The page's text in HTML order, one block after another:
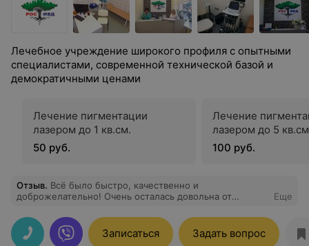
Лечебное учреждение широкого профиля с опытными
специалистами, современной технической базой и
демократичными ценами
Лечение пигментации
лазером до 1 кв.см.
50 руб.
Лечение
лазером до 5
100 руб.
Отзыв. Всё было быстро, качественно и
доброжелательно! Очень осталась довольна от
Еще
Записаться Задать вопрос